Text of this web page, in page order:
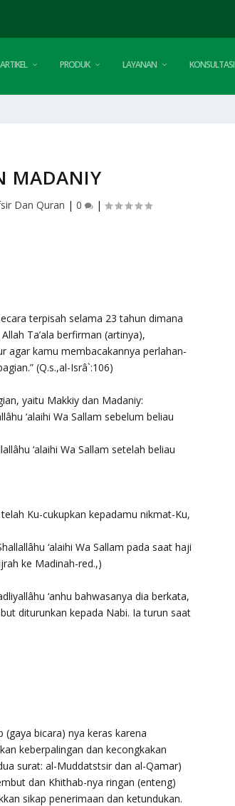
ARTIKEL PRODUK LAYANAN KONSULTASI
MADANIY
Dan Quran | 0 |
terpisah selama 23 tahun dimana
Ta’ala berfirman (artinya),
agar kamu membacakannya perlahan-
(Q.s.,al-Isrâ`:106)
yaitu Makkiy dan Madaniy:
‘alaihi Wa Sallam sebelum beliau
‘alaihi Wa Sallam setelah beliau
Ku-cukupkan kepadamu nikmat-Ku,
‘alaihi Wa Sallam pada saat haji
ke Madinah-red.,)
‘anhu bahwasanya dia berkata,
diturunkan kepada Nabi. Ia turun saat
bicara) nya keras karena
keberpalingan dan kecongkakan
surat: al-Muddatstsir dan al-Qamar)
dan Khithab-nya ringan (enteng)
sikap penerimaan dan ketundukan.